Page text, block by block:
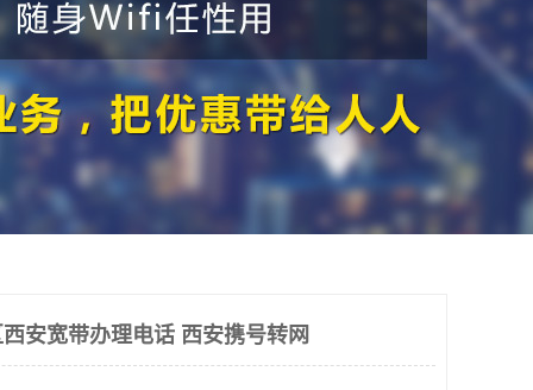
安宽带办理电话 西安携号转网